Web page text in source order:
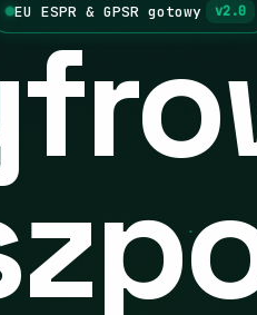
EU ESPR & GPSR gotowy v2.0